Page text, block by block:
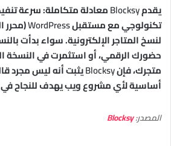
يقدمBlocksyمعادلة متكاملة: سرعة
تكنولوجي مع مستقبلWordPress(محرر
لنسخ المتاجر الإلكترونية. سواء بدأت
حضورك الرقمي، أو استثمرت في النسخة
متجرك، فإنBlocksyيثبت أنه ليس مجرد
أساسية لأي مشروع ويب يهدف للنجاح في
المصدر:Blocksy